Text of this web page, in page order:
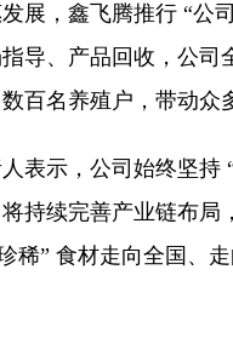
展，鑫飞腾推行 “公
导、产品回收，公
百名养殖户，带动众
表示，公司始终坚持
持续完善产业链布局
稀” 食材走向全国、走